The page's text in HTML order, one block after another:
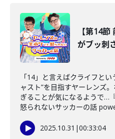
【第14
がブッ刺
「14」と言えばクライフと
ャスト”を目指すヤーレンズ
ぎることが気になるようで…
怒られないサッカーの話
2025.10.31 |00:33:04